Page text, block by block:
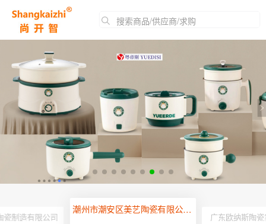
搜索商品/供应商/求购
瓷制造有限公司
潮州市潮安区美艺陶瓷有限公司（恒箭卫浴）
广东欧纳斯陶